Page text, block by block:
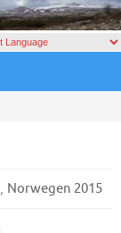
, Norwegen 2015